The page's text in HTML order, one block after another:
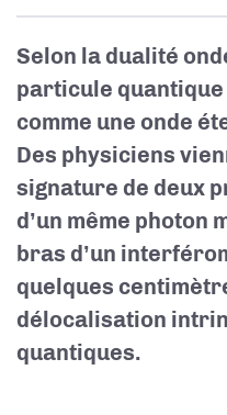
Selon la dualité
particule
comme une onde
Des physiciens
signature de deux
d’un même photon
bras d’un
quelques
délocalisation
quantiques.